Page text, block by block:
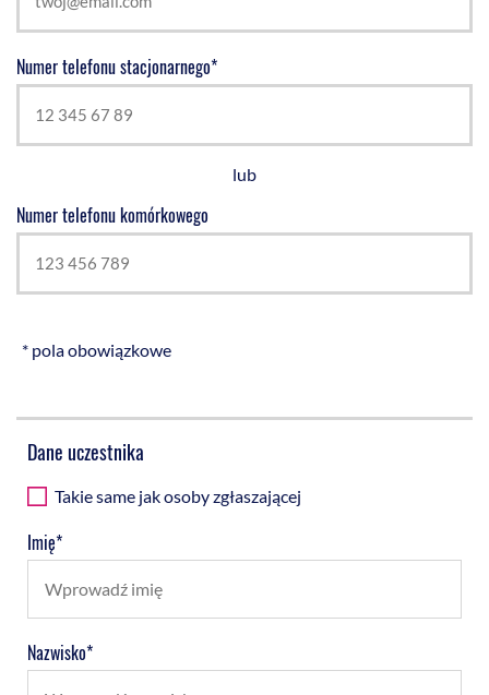
Numer telefonu stacjonarnego*
lub
Numer telefonu komórkowego
* pola obowiązkowe
Dane uczestnika
Takie same jak osoby zgłaszającej
Imię*
Nazwisko*